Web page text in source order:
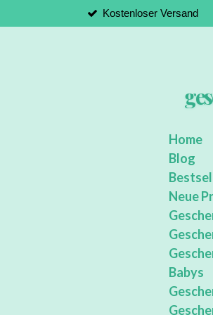
Hauptinhalt
Kostenloser Versand
Home
Blog
Neue
Babys